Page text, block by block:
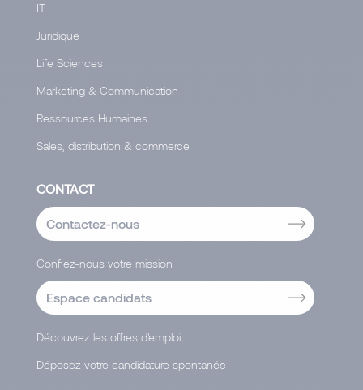
IT
Juridique
Life Sciences
Marketing & Communication
Ressources Humaines
Sales, distribution & commerce
CONTACT
Contactez-nous
Confiez-nous votre mission
Espace candidats
Découvrez les offres d'emploi
Déposez votre candidature spontanée